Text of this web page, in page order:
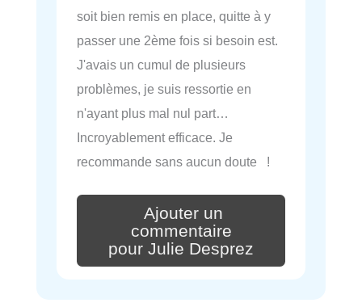
soit bien remis en place, quitte à y
passer une 2ème fois si besoin est.
J'avais un cumul de plusieurs
problèmes, je suis ressortie en
n'ayant plus mal nul part…
Incroyablement efficace. Je
recommande sans aucun doute !
Ajouter un
commentaire
pour Julie Desprez